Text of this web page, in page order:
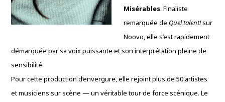
Misérables. Finaliste
remarquée de Quel talent!sur
Noovo, elle s’est rapidement
démarquée par sa voix puissante et son interprétation pleine de
sensibilité.
Pour cette production d’envergure, elle rejoint plus de 50 artistes
et musiciens sur scène — un véritable tour de force scénique. Le